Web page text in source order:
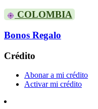
COLOMBIA
Bonos Regalo
Crédito
Abonar a mi crédito
Activar mi crédito